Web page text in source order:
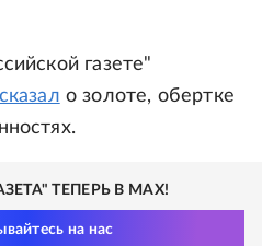
газете"
о золоте, обертке
ТЕПЕРЬ В MAX!
на нас